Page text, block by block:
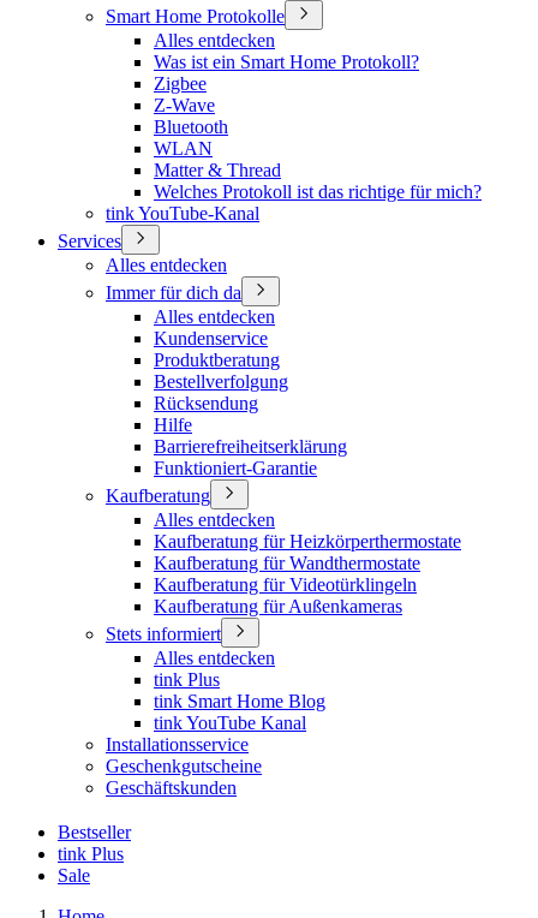
Smart Home Protokolle
Alles entdecken
Was ist ein Smart Home Protokoll?
Zigbee
Z-Wave
Bluetooth
WLAN
Matter & Thread
Welches Protokoll ist das richtige für mich?
tink YouTube-Kanal
Services
Alles entdecken
Immer für dich da
Alles entdecken
Kundenservice
Produktberatung
Bestellverfolgung
Rücksendung
Hilfe
Barrierefreiheitserklärung
Funktioniert-Garantie
Kaufberatung
Alles entdecken
Kaufberatung für Heizkörperthermostate
Kaufberatung für Wandthermostate
Kaufberatung für Videotürklingeln
Kaufberatung für Außenkameras
Stets informiert
Alles entdecken
tink Plus
tink Smart Home Blog
tink YouTube Kanal
Installationsservice
Geschenkgutscheine
Geschäftskunden
Bestseller
tink Plus
Sale